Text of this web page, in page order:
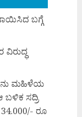
ಬಗ್ಗೆ
ಮಹಿಳೆಯ
ಬಳಿಕ ಸದ್ರಿ
ರೂ